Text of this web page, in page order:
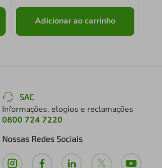
Adicionar ao carrinho
SAC
Informações, elogios e reclamações
0800 724 7220
Nossas Redes Sociais